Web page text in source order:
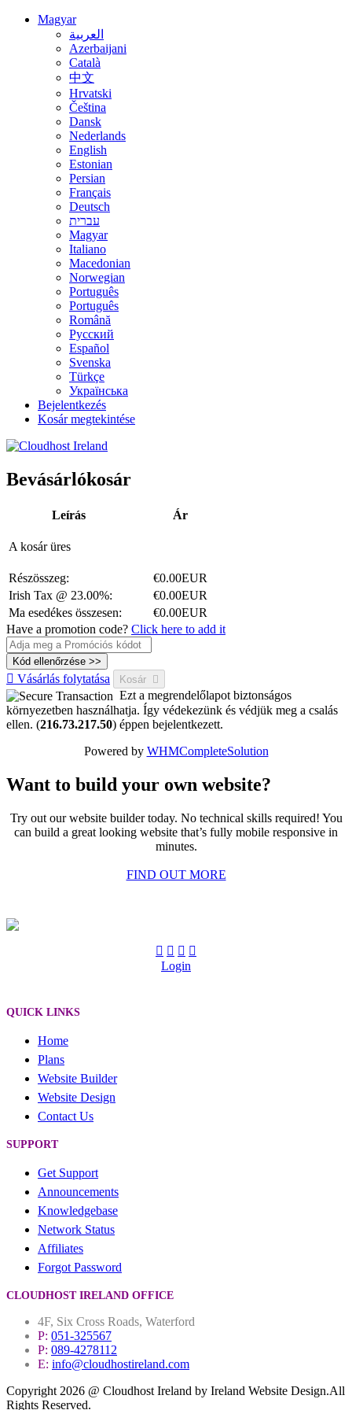
Magyar
العربية
Azerbaijani
Català
中文
Hrvatski
Čeština
Dansk
Nederlands
English
Estonian
Persian
Français
Deutsch
עברית
Magyar
Italiano
Macedonian
Norwegian
Português
Português
Română
Русский
Español
Svenska
Türkçe
Українська
Bejelentkezés
Kosár megtekintése
Bevásárlókosár
Leírás Ár
A kosár üres
Részösszeg:
€0.00EUR
Irish Tax @ 23.00%:
€0.00EUR
Ma esedékes összesen:
€0.00EUR
Have a promotion code? Click here to add it
Vásárlás folytatása Kosár
Ezt a megrendelőlapot biztonságos
környezetben használhatja. Így védekezünk és védjük meg a csalás
ellen. (216.73.217.50) éppen bejelentkezett.
Powered by WHMCompleteSolution
Want to build your own website?
Try out our website builder today. No technical skills required! You
can build a great looking website that’s fully mobile responsive in
minutes.
FIND OUT MORE
Login
QUICK LINKS
Home
Plans
Website Builder
Website Design
Contact Us
SUPPORT
Get Support
Announcements
Knowledgebase
Network Status
Affiliates
Forgot Password
CLOUDHOST IRELAND OFFICE
4F, Six Cross Roads, Waterford
P: 051-325567
P: 089-4278112
E: info@cloudhostireland.com
Copyright 2026 @ Cloudhost Ireland by Ireland Website Design.All
Rights Reserved.